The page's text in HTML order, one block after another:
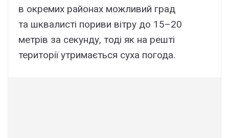
в окремих районах можливий град
та шквалисті пориви вітру до 15–20
метрів за секунду, тоді як на решті
території утримається суха погода.